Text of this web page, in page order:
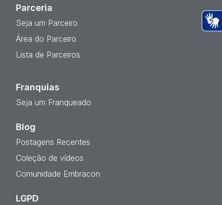
Parceria
Seja um Parceiro
Área do Parceiro
Lista de Parceiros
Franquias
Seja um Franqueado
Blog
Postagens Recentes
Coleção de vídeos
Comunidade Embracon
LGPD